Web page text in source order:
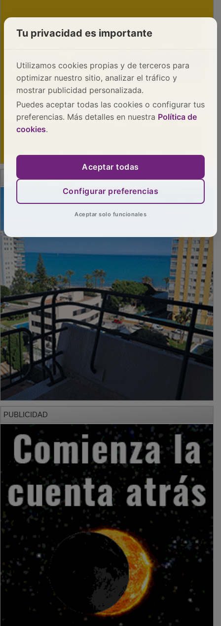
PUBLICIDAD
PUBLICIDAD
Tu privacidad es importante
Utilizamos cookies propias y de terceros para
optimizar nuestro sitio, analizar el tráfico y
mostrar publicidad personalizada.
Puedes aceptar todas las cookies o configurar tus
preferencias. Más detalles en nuestra Política de
cookies.
Aceptar todas
Configurar preferencias
Aceptar solo funcionales